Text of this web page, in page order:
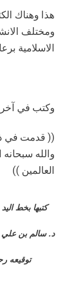
هذا وهناك
ومختلف
الاسلامية
وكتب في آخر
(( قدمت في
والله
العالمين ))
كتبها بخط اليد
د. سالم بن علي
توقيعه رحمة